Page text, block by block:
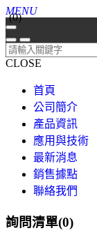
MENU
(0)
CLOSE
首頁
公司簡介
產品資訊
應用與技術
最新消息
銷售據點
聯絡我們
詢問清單(0)